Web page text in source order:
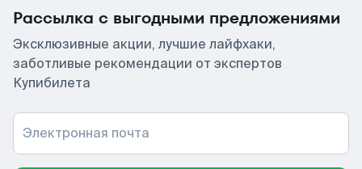
Рассылка с выгодными предложениями
Эксклюзивные акции, лучшие лайфхаки,
заботливые рекомендации от экспертов
Купибилета
Электронная почта